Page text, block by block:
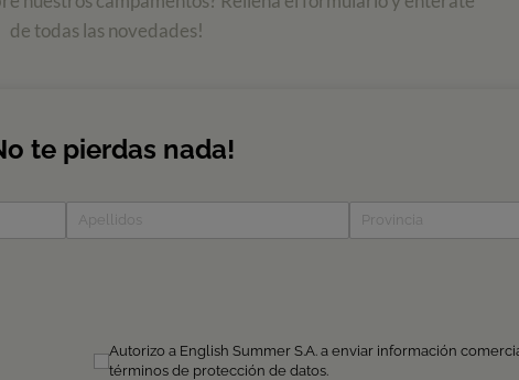
de todas las novedades!